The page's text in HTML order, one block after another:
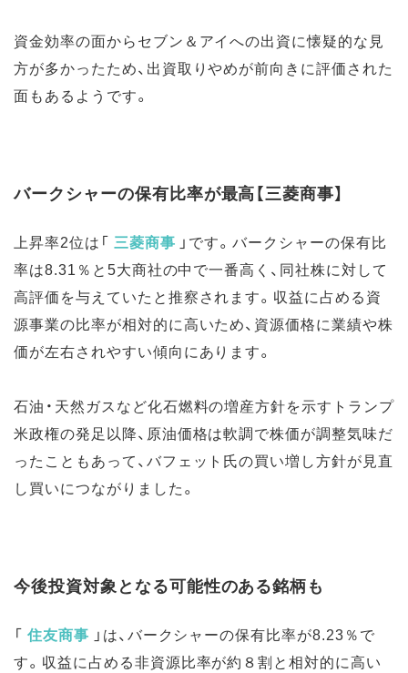
資金効率の面からセブン＆アイへの出資に懐疑的な見
方が多かったため、出資取りやめが前向きに評価された
面もあるようです。
バークシャーの保有比率が最高【三菱商事】
上昇率2位は 「 三菱商事 」 です。バークシャーの保有比
率は8.31％と5大商社の中で一番高く、同社株に対して
高評価を与えていたと推察されます。収益に占める資
源事業の比率が相対的に高いため、資源価格に業績や株
価が左右されやすい傾向にあります。
石油・天然ガスなど化石燃料の増産方針を示すトランプ
米政権の発足以降、原油価格は軟調で株価が調整気味だ
ったこともあって、バフェット氏の買い増し方針が見直
し買いにつながりました。
今後投資対象となる可能性のある銘柄も
「 住友商事 」 は、バークシャーの保有比率が8.23％で
す。収益に占める非資源比率が約８割と相対的に高い